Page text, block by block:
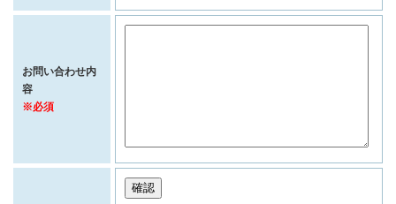
お問い合わせ内
容
※必須